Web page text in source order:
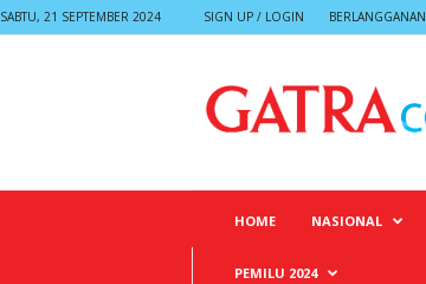
SABTU, 21 SEPTEMBER 2024 SIGN UP / LOGIN BERLANGGANAN
HOME NASIONAL
PEMILU 2024